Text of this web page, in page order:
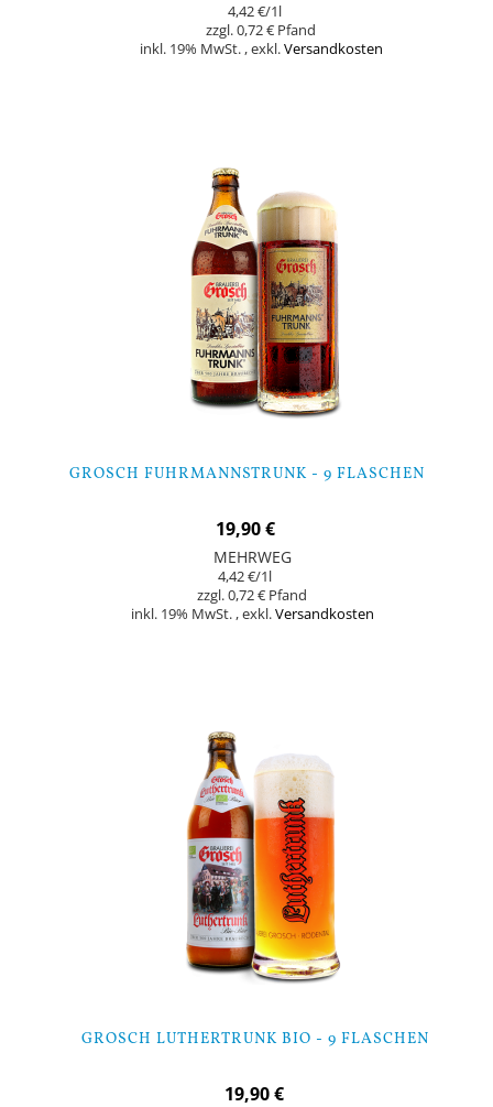
4,42 €/1l
0,72 €
inkl. 19% MwSt. ,exkl.Versandkosten
GROSCH FUHRMANNSTRUNK - 9 FLASCHEN
19,90 €
MEHRWEG
4,42 €/1l
0,72 €
inkl. 19% MwSt. ,exkl.Versandkosten
GROSCH LUTHERTRUNK BIO - 9 FLASCHEN
19,90 €